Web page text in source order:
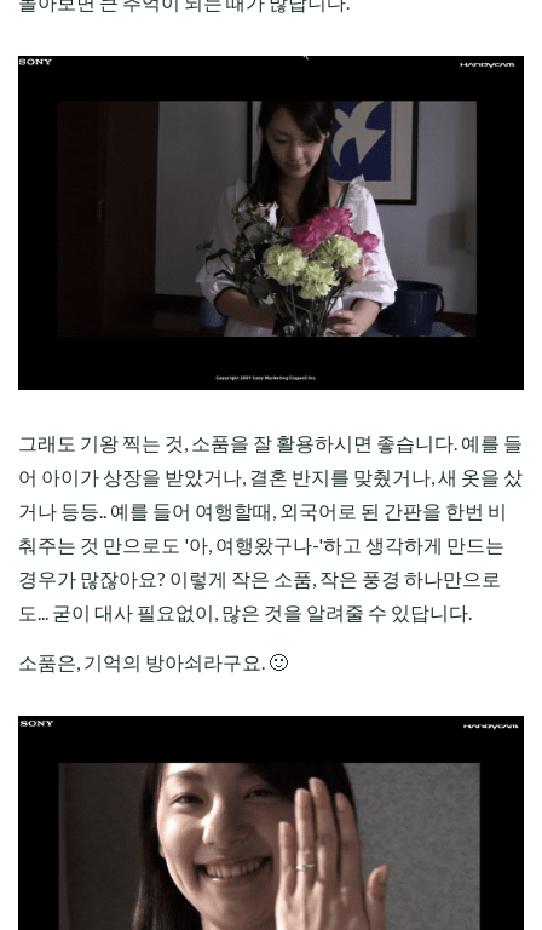
그래도 기왕 찍는 것, 소품을 잘 활용하시면 좋습니다. 예를 들
어 아이가 상장을 받았거나, 결혼 반지를 맞췄거나, 새 옷을 샀
거나 등등.. 예를 들어 여행할때, 외국어로 된 간판을 한번 비
춰주는 것 만으로도 '아, 여행왔구나-'하고 생각하게 만드는
경우가 많잖아요? 이렇게 작은 소품, 작은 풍경 하나만으로
도... 굳이 대사 필요없이, 많은 것을 알려줄 수 있답니다.
소품은, 기억의 방아쇠라구요. 🙂